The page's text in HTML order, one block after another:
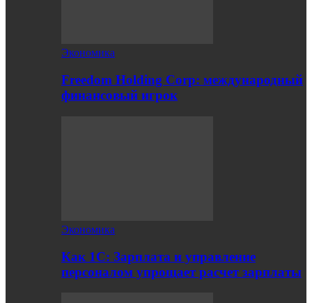
Экономика
Freedom Holding Corp: международный
финансовый игрок
Экономика
Как 1С: Зарплата и управление
персоналом упрощает расчет зарплаты